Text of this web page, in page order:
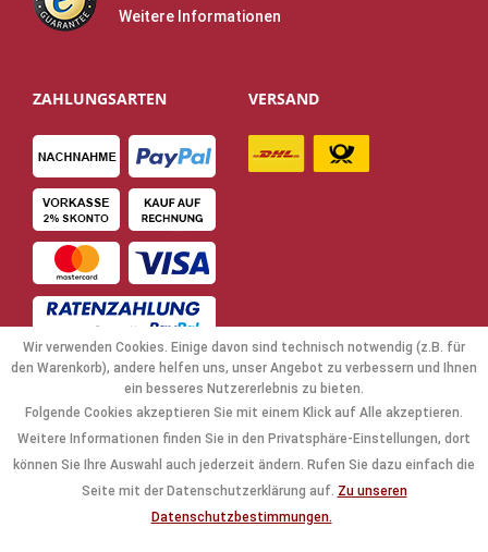
Weitere Informationen
ZAHLUNGSARTEN VERSAND
NAVIGATION
Wir verwenden Cookies. Einige davon sind technisch notwendig (z.B. für
den Warenkorb), andere helfen uns, unser Angebot zu verbessern und Ihnen
ein besseres Nutzererlebnis zu bieten.
Folgende Cookies akzeptieren Sie mit einem Klick auf Alle akzeptieren.
Weitere Informationen finden Sie in den Privatsphäre-Einstellungen, dort
können Sie Ihre Auswahl auch jederzeit ändern. Rufen Sie dazu einfach die
Seite mit der Datenschutzerklärung auf. Zu unseren
Datenschutzbestimmungen.